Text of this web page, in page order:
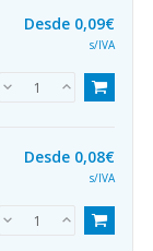
Desde 0,09€
s/IVA
Desde 0,08€
s/IVA